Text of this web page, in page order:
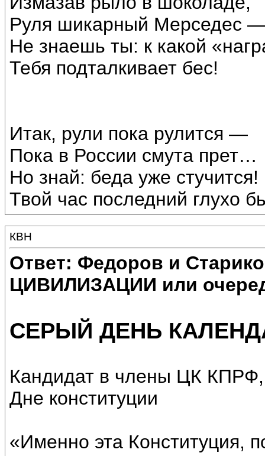
Руля шикарный Мерседес
Не знаешь ты: к какой
Тебя подталкивает бес!
Итак, рули пока рулится —
Пока в России смута прет…
Но знай: беда уже стучится!
Твой час последний глухо
КВН
Ответ: Федоров и
ЦИВИЛИЗАЦИИ или
СЕРЫЙ ДЕНЬ
Кандидат в члены ЦК КПРФ,
Дне конституции
«Именно эта Конституция,